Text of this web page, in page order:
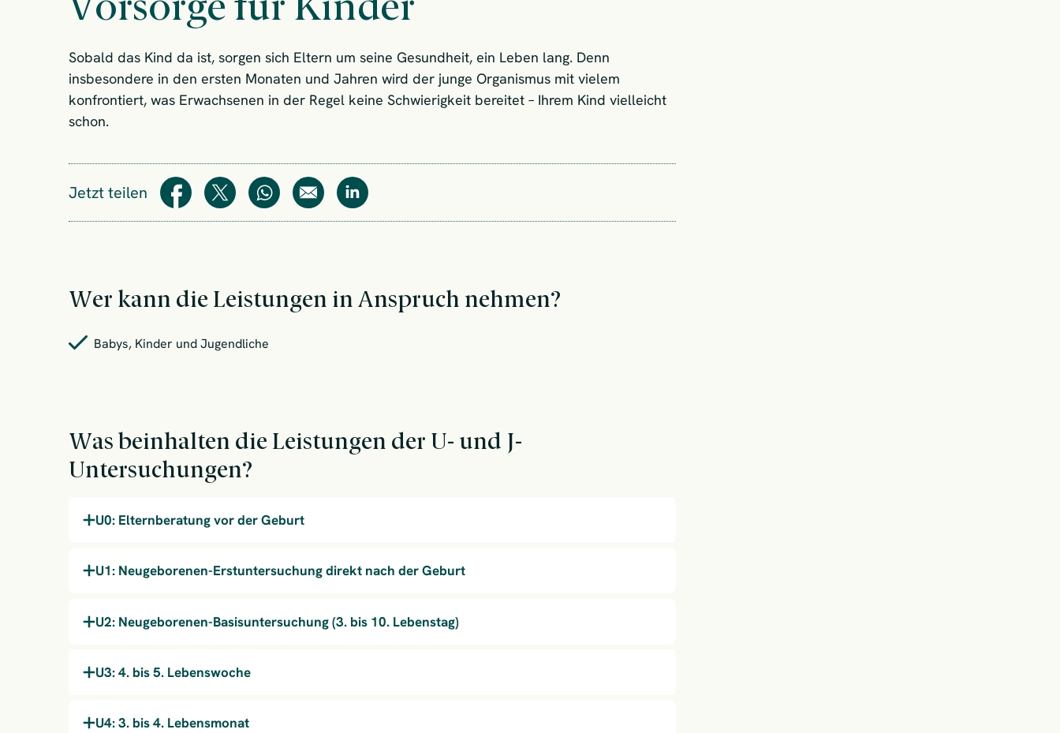
Sobald das Kind da ist, sorgen sich Eltern um seine Gesundheit, ein Leben lang. Denn
insbesondere in den ersten Monaten und Jahren wird der junge Organismus mit vielem
konfrontiert, was Erwachsenen in der Regel keine Schwierigkeit bereitet – Ihrem Kind vielleicht
schon.
Jetzt teilen Teilen Teilen WhatsAppE-Mail Teilen
Wer kann die Leistungen in Anspruch nehmen?
Babys, Kinder und Jugendliche
Was beinhalten die Leistungen der U- und J-
Untersuchungen?
U0: Elternberatung vor der Geburt
U1: Neugeborenen-Erstuntersuchung direkt nach der Geburt
U2: Neugeborenen-Basisuntersuchung (3. bis 10. Lebenstag)
U3: 4. bis 5. Lebenswoche
U4: 3. bis 4. Lebensmonat